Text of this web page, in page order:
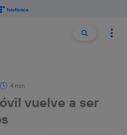
Buscar
4 min
vuelve a ser